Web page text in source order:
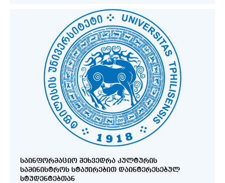
ᲡᲐᲘᲜᲤᲝᲠᲛᲐᲪᲘᲝ ᲨᲔᲮᲕᲔᲓᲠᲐ ᲙᲣᲚᲢᲣᲠᲘᲡ
ᲡᲐᲛᲘᲜᲘᲡᲢᲠᲝᲡ ᲡᲢᲐᲟᲘᲠᲔᲑᲘᲗ ᲓᲐᲘᲜᲢᲔᲠᲔᲡᲔᲑᲣᲚ
ᲡᲢᲣᲓᲔᲜᲢᲔᲑᲗᲐᲜ